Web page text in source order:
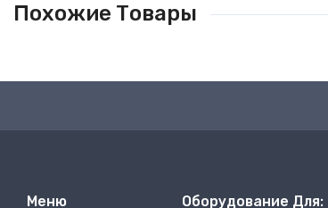
Похожие Товары
Меню Оборудование Для: